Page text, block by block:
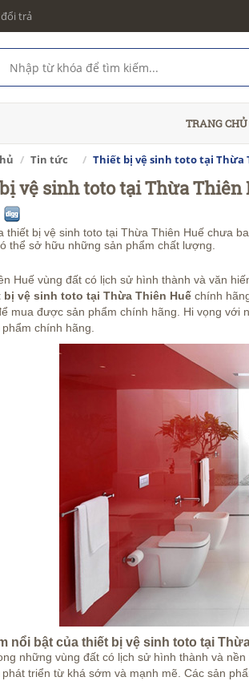
trả
TRANG CHỦ
Tin tức Thiết bị vệ sinh toto tại Thừa
vệ sinh toto tại Thừa Thiên
thiết bị vệ sinh toto tại Thừa Thiên Huế chưa
thể sở hữu những sản phẩm chất lượng.
Huế vùng đất có lịch sử hình thành và văn
bị vệ sinh toto tại Thừa Thiên Huế chính
mua được sản phẩm chính hãng. Hi vọng với
chính hãng.
nổi bật của thiết bị vệ sinh toto tại
những vùng đất có lịch sử hình thành và
phát triển từ khá sớm và mạnh mẽ. Các sản